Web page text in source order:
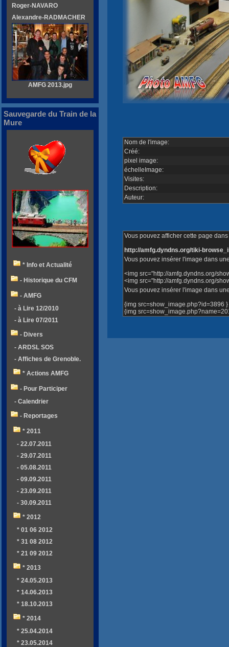
Nom de l'image:
Créé:
pixel image:
échelleImage:
Visites:
Description:
Auteur:
Vous pouvez afficher cette page
http://amfg.dyndns.org/tiki-
Vous pouvez insérer l'image dans
<img src="http://amfg.dyndns.org/
<img src="http://amfg.dyndns.org/
Vous pouvez insérer l'image dans
{img src=show_image.php?id=3896 }
{img
Roger-NAVARO
Alexandre-RADMACHER
AMFG 2013.jpg
Sauvegarde du Train de la
Mure
* Info et Actualité
- Historique du CFM
- AMFG
- à Lire 12/2010
- à Lire 07/2011
- Divers
- ARDSL SOS
- Affiches de Grenoble.
* Actions AMFG
- Pour Participer
- Calendrier
- Reportages
* 2011
- 22.07.2011
- 29.07.2011
- 05.08.2011
- 09.09.2011
- 23.09.2011
- 30.09.2011
* 2012
* 01 06 2012
* 31 08 2012
* 21 09 2012
* 2013
* 24.05.2013
* 14.06.2013
* 18.10.2013
* 2014
* 25.04.2014
* 23.05.2014